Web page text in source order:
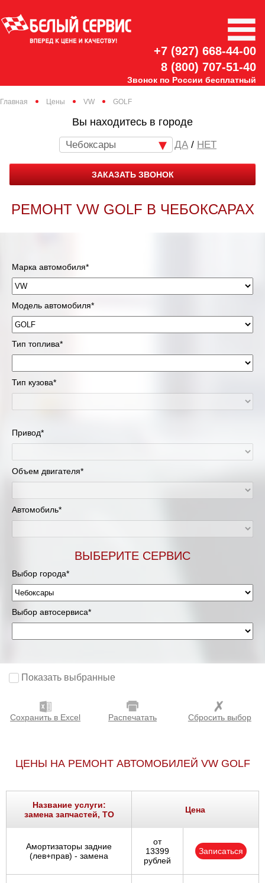
+7 (927) 668-44-00
8 (800) 707-51-40
Звонок по России бесплатный
Главная Цены VW GOLF
Вы находитесь в городе
Чебоксары / НЕТ
ЗАКАЗАТЬ ЗВОНОК
РЕМОНТ VW GOLF В ЧЕБОКСАРАХ
Марка автомобиля*
Модель автомобиля*
Тип топлива*
Тип кузова*
Привод*
Объем двигателя*
Автомобиль*
ВЫБЕРИТЕ СЕРВИС
Выбор города*
Выбор автосервиса*
Показать выбранные
Сохранить в Excel Распечатать Сбросить выбор
ЦЕНЫ НА РЕМОНТ АВТОМОБИЛЕЙ VW GOLF
Название услуги:
замена запчастей, ТО
Цена
Амортизаторы задние
(лев+прав) - замена
от
13399
рублей
Записаться